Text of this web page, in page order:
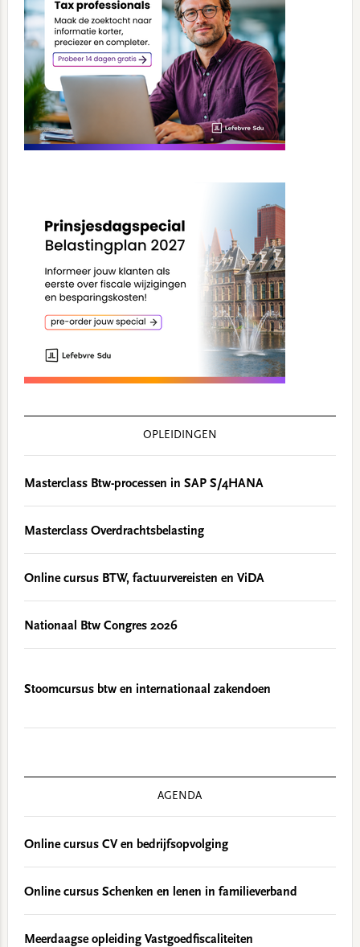
OPLEIDINGEN
Masterclass Btw-processen in SAP S/4HANA
Masterclass Overdrachtsbelasting
Online cursus BTW, factuurvereisten en ViDA
Nationaal Btw Congres 2026
Stoomcursus btw en internationaal zakendoen
AGENDA
Online cursus CV en bedrijfsopvolging
Online cursus Schenken en lenen in familieverband
Meerdaagse opleiding Vastgoedfiscaliteiten